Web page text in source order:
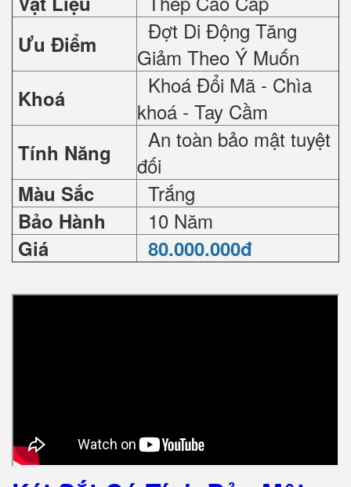
Ưu Điểm
Đợt Di Động Tăng
Giảm Theo Ý Muốn
Khoá
Khoá Đổi Mã - Chìa
khoá - Tay Cầm
Tính Năng
An toàn bảo mật tuyệt
đối
Màu Sắc Trắng
Bảo Hành 10 Năm
Giá 80.000.000đ